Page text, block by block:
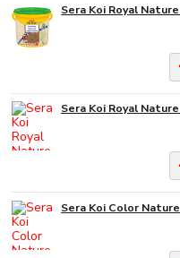
Sera Koi Royal
Sera Koi Royal
Sera Koi Color